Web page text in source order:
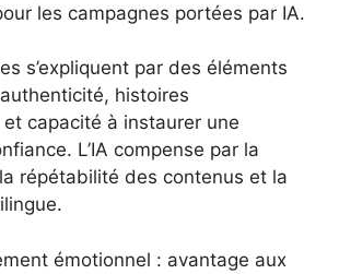
les campagnes portées par IA.
s’expliquent par des éléments
histoires
capacité à instaurer une
L’IA compense par la
répétabilité des contenus et la
émotionnel : avantage aux